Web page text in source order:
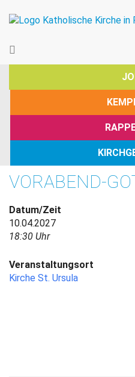
VORABEND-
Datum/Zeit
10.04.2027
18:30 Uhr
Veranstaltungsort
Kirche St. Ursula